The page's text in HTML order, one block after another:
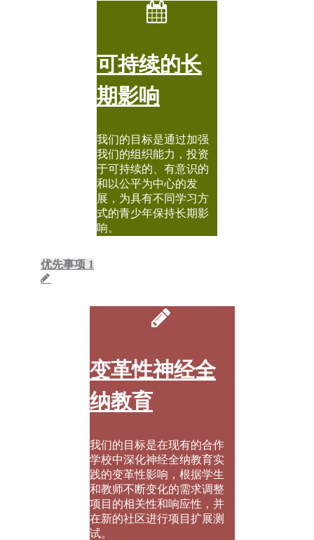
可持续的长
期影响
我们的目标是通过加强
我们的组织能力，投资
于可持续的、有意识的
和以公平为中心的发
展，为具有不同学习方
式的青少年保持长期影
响。
优先事项 1
变革性神经全
纳教育
我们的目标是在现有的合作
学校中深化神经全纳教育实
践的变革性影响，根据学生
和教师不断变化的需求调整
项目的相关性和响应性，并
在新的社区进行项目扩展测
试。